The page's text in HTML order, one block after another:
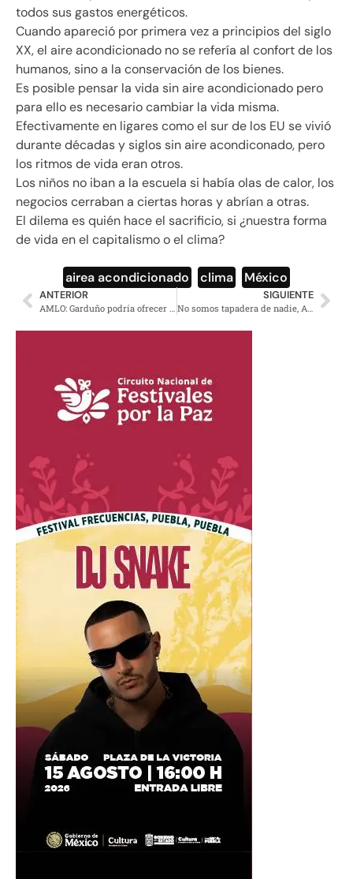
todos sus gastos energéticos.
Cuando apareció por primera vez a principios del siglo
XX, el aire acondicionado no se refería al confort de los
humanos, sino a la conservación de los bienes.
Es posible pensar la vida sin aire acondicionado pero
para ello es necesario cambiar la vida misma.
Efectivamente en ligares como el sur de los EU se vivió
durante décadas y siglos sin aire acondiconado, pero
los ritmos de vida eran otros.
Los niños no iban a la escuela si había olas de calor, los
negocios cerraban a ciertas horas y abrían a otras.
El dilema es quién hace el sacrificio, si ¿nuestra forma
de vida en el capitalismo o el clima?
airea acondicionado clima México
ANTERIOR SIGUIENTE